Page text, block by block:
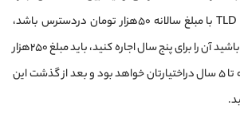
کنید. برای مثال، اگر یک TLD با مبلغ سالانه ۵۰هزار تومان در‌دسترس باشد،
در‌صورتی‌که قصد داشته باشید آن را برای پنج سال اجاره کنید، باید مبلغ ۲۵۰هزار
تومان بپردازید. این دامنه تا ۵ سال در‌اختیارتان خواهد بود و بعد از گذشت این